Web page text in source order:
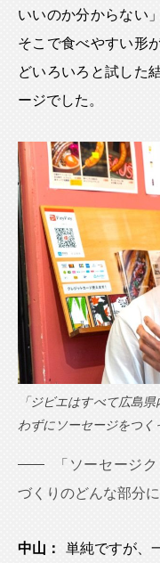
いいのか分からない
そこで食べやすい形
どいろいろと試した
ージでした。
「ジビエはすべて広島
わずにソーセージをつく
「ソーセージ
づくりのどんな部分
中山： 単純ですが、